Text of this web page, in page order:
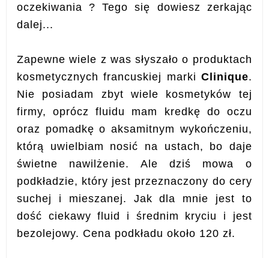
oczekiwania ? Tego się dowiesz zerkając
dalej...
Zapewne wiele z was słyszało o produktach
kosmetycznych francuskiej marki Clinique.
Nie posiadam zbyt wiele kosmetyków tej
firmy, oprócz fluidu mam kredkę do oczu
oraz pomadkę o aksamitnym wykończeniu,
którą uwielbiam nosić na ustach, bo daje
świetne nawilżenie. Ale dziś mowa o
podkładzie, który jest przeznaczony do cery
suchej i mieszanej. Jak dla mnie jest to
dość ciekawy fluid i średnim kryciu i jest
bezolejowy. Cena podkładu około 120 zł.